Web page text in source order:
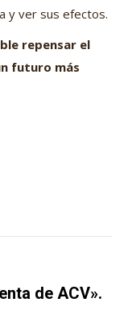
y ver sus efectos.
repensar el
futuro más
de ACV».